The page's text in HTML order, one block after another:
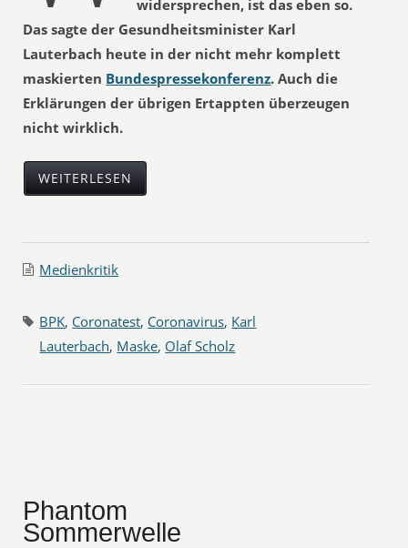
widersprechen, ist das eben so.
Das sagte der Gesundheitsminister Karl
Lauterbach heute in der nicht mehr komplett
maskierten Bundespressekonferenz. Auch die
Erklärungen der übrigen Ertappten überzeugen
nicht wirklich.
WEITERLESEN
Medienkritik
BPK, Coronatest, Coronavirus, Karl
Lauterbach, Maske, Olaf Scholz
Phantom
Sommerwelle